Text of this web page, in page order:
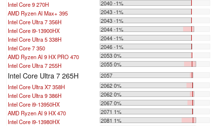
Intel Core 9 270H
2040 -1%
AMD Ryzen AI Max+ 395
2043 -1%
Intel Core Ultra 7 356H
2043 -1%
Intel Core i9-13900HX
2044 -1%
Intel Core Ultra 5 338H
2044 -1%
Intel Core 7 350
2046 -1%
AMD Ryzen AI 9 HX PRO 470
2053 0%
Intel Core Ultra 7 255H
2055 0%
Intel Core Ultra 7 265H
2057
Intel Core Ultra X7 358H
2062 0%
Intel Core Ultra 9 386H
2062 0%
Intel Core i9-13950HX
2067 0%
AMD Ryzen AI 9 HX 470
2071 1%
Intel Core i9-13980HX
2081 1%